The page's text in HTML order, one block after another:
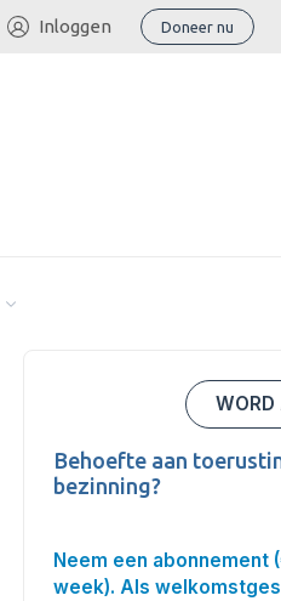
Inloggen Doneer nu
WORD
Behoefte aan
bezinning?
Neem een abonnement
week). Als